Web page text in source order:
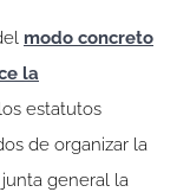
modo concreto
la
estatutos
de organizar la
general la